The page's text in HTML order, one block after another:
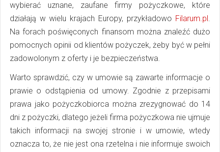
wybierać uznane, zaufane firmy pożyczkowe, które
działają w wielu krajach Europy, przykładowo Filarum.pl.
Na forach poświęconych finansom można znaleźć dużo
pomocnych opinii od klientów pożyczek, żeby być w pełni
zadowolonym z oferty i je bezpieczeństwa.
Warto sprawdzić, czy w umowie są zawarte informacje o
prawie o odstąpienia od umowy. Zgodnie z przepisami
prawa jako pożyczkobiorca można zrezygnować do 14
dni z pożyczki, dlatego jeżeli firma pożyczkowa nie ujmuje
takich informacji na swojej stronie i w umowie, wtedy
oznacza to, że nie jest ona rzetelna i nie informuje swoich